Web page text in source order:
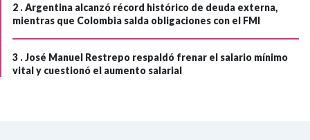
2 .Argentina alcanzó récord histórico de deuda externa,
mientras que Colombia salda obligaciones con el FMI
3 .José Manuel Restrepo respaldó frenar el salario mínimo
vital y cuestionó el aumento salarial